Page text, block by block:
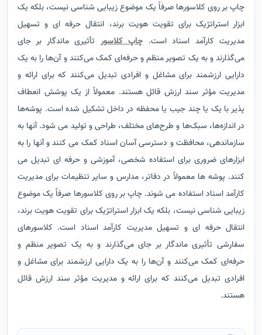
چاپ بر روی کلاسورها صرفاً یک موضوع زیبایی شناسی نیست، بلکه یک
ابزار استراتژیک برای تقویت هویت برند، انتقال حرفه ای و تسهیل
مدیریت کارآمد اسناد است.چاپ کلاسور تأثیری ماندگار بر جای
می‌گذارند و به یک تصویر منظم و حرفه‌ای کمک می‌کنند و آن‌ها را به یک
دارایی ارزشمند برای مشاغل و افرادی تبدیل می‌کنند که برای ارائه و
مدیریت مؤثر سند ارزش قائل هستند. معمولاً از یک پوشش انعطاف
پذیر با یک یا چند جیب یا محفظه در داخل تشکیل شده است. پوشه‌ها
در اندازه‌ها، سبک‌ها و طرح‌های مختلف، طراحی و تولید می شود. آنها به
سازماندهی، محافظت و دسترسی آسان اسناد کمک می کنند و آنها را به
ابزارهای ضروری برای استفاده شخصی، آموزشی و حرفه ای تبدیل می
کنند. پوشه ها معمولاً در دفاتر، مدارس و سایر تنظیمات برای مدیریت
کارآمد اسناد استفاده می شوند. چاپ بر روی کلاسورها صرفاً یک موضوع
زیبایی شناسی نیست، بلکه یک ابزار استراتژیک برای تقویت هویت برند،
انتقال حرفه ای و تسهیل مدیریت کارآمد اسناد است. کلاسورهای
سفارشی تأثیری ماندگار بر جای می‌گذارند و به یک تصویر منظم و
حرفه‌ای کمک می‌کنند و آن‌ها را به یک دارایی ارزشمند برای مشاغل و
افرادی تبدیل می‌کنند که برای ارائه و مدیریت مؤثر سند ارزش قائل
هستند.